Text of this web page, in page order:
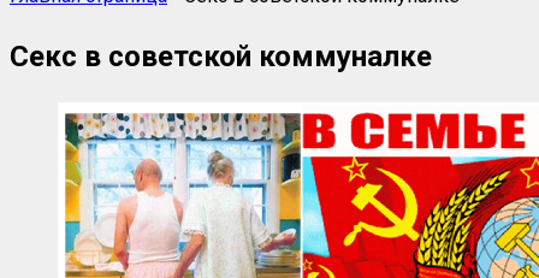
Секс в советской коммуналке